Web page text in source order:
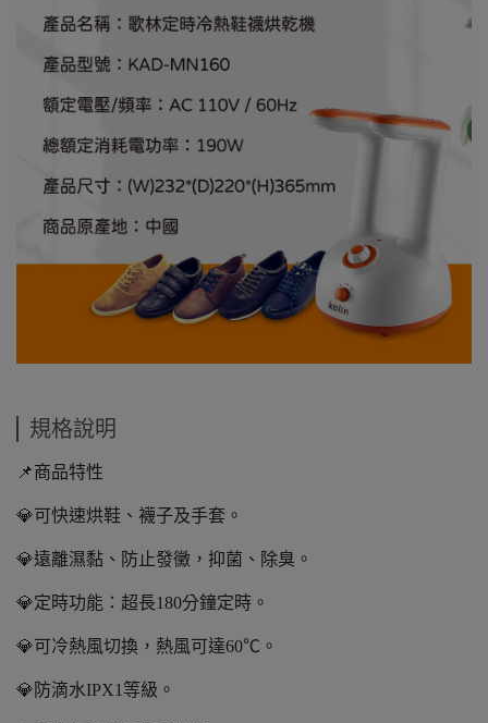
規格說明
📌商品特性
💎可快速烘鞋、襪子及手套。
💎遠離濕黏、防止發黴，抑菌、除臭。
💎定時功能：超長180分鐘定時。
💎可冷熱風切換，熱風可達60℃。
💎防滴水IPX1等級。